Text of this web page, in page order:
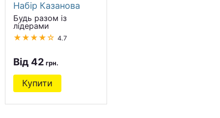
Набір Казанова
Будь разом із
лідерами
★★★★☆ 4.7
Від 42
Купити